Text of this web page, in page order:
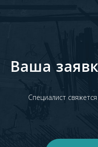
Ваша
Специалист